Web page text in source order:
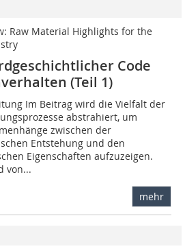
Raw Material Highlights for the
Code
(Teil 1)
Im Beitrag wird die Vielfalt der
abstrahiert, um
zwischen der
Entstehung und den
Eigenschaften aufzuzeigen.
von...
mehr